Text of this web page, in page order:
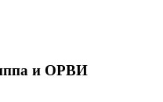
и ОРВИ